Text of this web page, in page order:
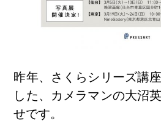
昨年、さくらシリーズ講
した、カメラマンの大沼
せです。